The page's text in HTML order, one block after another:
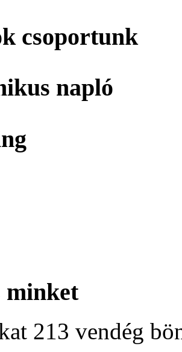
csoportunk
napló
minket
213 vendég